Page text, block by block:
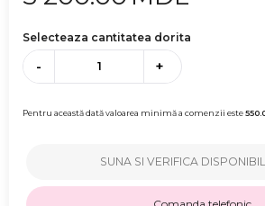
Selecteaza cantitatea dorita
- +
Pentru această dată valoarea minimă a comenzii este
SUNA SI VERIFICA